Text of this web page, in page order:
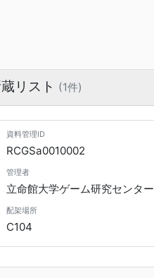
リスト (1件)
資料管理ID
RCGSa0010002
管理者
立命館大学ゲーム研究センター
配架場所
C104